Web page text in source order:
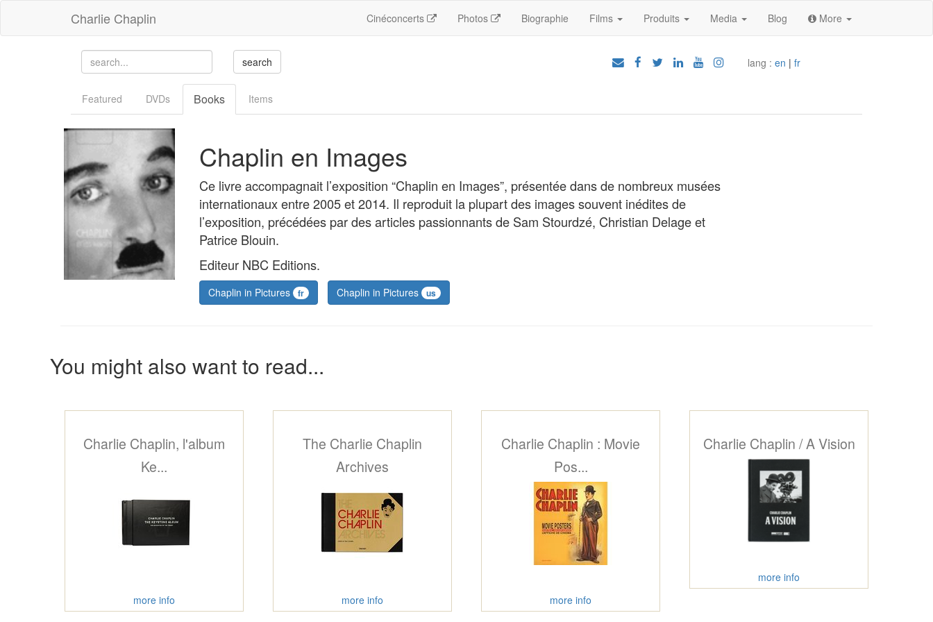
Charlie Chaplin Cinéconcerts Photos Biographie Films Produits Media Blog More
lang : en | fr
Featured DVDs Books Items
Chaplin en Images
Ce livre accompagnait l’exposition “Chaplin en Images”, présentée dans de nombreux musées
internationaux entre 2005 et 2014. Il reproduit la plupart des images souvent inédites de
l’exposition, précédées par des articles passionnants de Sam Stourdzé, Christian Delage et
Patrice Blouin.
Editeur NBC Editions.
Chaplin in Pictures fr Chaplin in Pictures us
You might also want to read...
Charlie Chaplin, l'album
Ke...
more info
The Charlie Chaplin
Archives
more info
Charlie Chaplin : Movie
Pos...
more info
Charlie Chaplin / A Vision
more info